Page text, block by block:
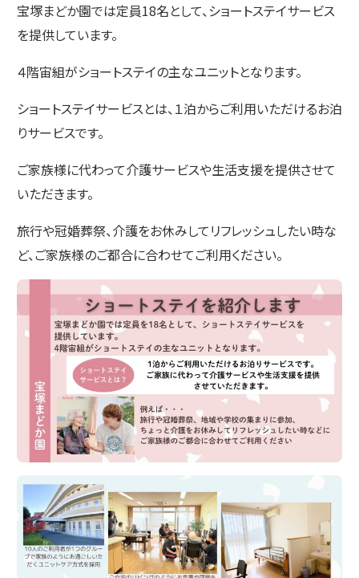
宝塚まどか園では定員18名として、ショートステイサービス
を提供しています。
４階宙組がショートステイの主なユニットとなります。
ショートステイサービスとは、１泊からご利用いただけるお泊
りサービスです。
ご家族様に代わって介護サービスや生活支援を提供させて
いただきます。
旅行や冠婚葬祭、介護をお休みしてリフレッシュしたい時な
ど、ご家族様のご都合に合わせてご利用ください。